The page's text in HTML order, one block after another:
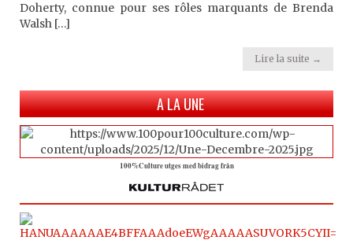
Doherty, connue pour ses rôles marquants de Brenda
Walsh […]
Lire la suite →
A LA UNE
100%Culture utges med bidrag från